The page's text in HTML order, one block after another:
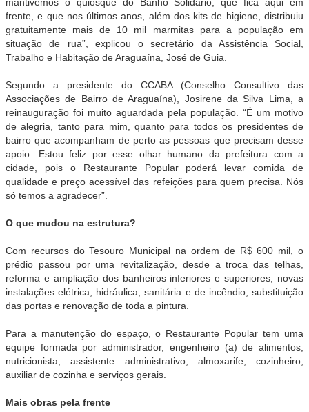
frente, e que nos últimos anos, além dos kits de higiene, distribuiu
gratuitamente mais de 10 mil marmitas para a população em
situação de rua”, explicou o secretário da Assistência Social,
Trabalho e Habitação de Araguaína, José de Guia.
Segundo a presidente do CCABA (Conselho Consultivo das
Associações de Bairro de Araguaína), Josirene da Silva Lima, a
reinauguração foi muito aguardada pela população. “É um motivo
de alegria, tanto para mim, quanto para todos os presidentes de
bairro que acompanham de perto as pessoas que precisam desse
apoio. Estou feliz por esse olhar humano da prefeitura com a
cidade, pois o Restaurante Popular poderá levar comida de
qualidade e preço acessível das refeições para quem precisa. Nós
só temos a agradecer”.
O que mudou na estrutura?
Com recursos do Tesouro Municipal na ordem de R$ 600 mil, o
prédio passou por uma revitalização, desde a troca das telhas,
reforma e ampliação dos banheiros inferiores e superiores, novas
instalações elétrica, hidráulica, sanitária e de incêndio, substituição
das portas e renovação de toda a pintura.
Para a manutenção do espaço, o Restaurante Popular tem uma
equipe formada por administrador, engenheiro (a) de alimentos,
nutricionista, assistente administrativo, almoxarife, cozinheiro,
auxiliar de cozinha e serviços gerais.
Mais obras pela frente